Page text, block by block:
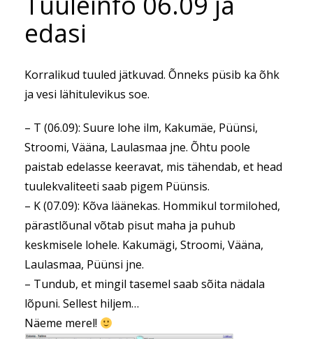
edasi
Korralikud tuuled jätkuvad. Õnneks püsib ka õhk
ja vesi lähitulevikus soe.
– T (06.09): Suure lohe ilm, Kakumäe, Püünsi,
Stroomi, Vääna, Laulasmaa jne. Õhtu poole
paistab edelasse keeravat, mis tähendab, et head
tuulekvaliteeti saab pigem Püünsis.
– K (07.09): Kõva läänekas. Hommikul tormilohed,
pärastlõunal võtab pisut maha ja puhub
keskmisele lohele. Kakumägi, Stroomi, Vääna,
Laulasmaa, Püünsi jne.
– Tundub, et mingil tasemel saab sõita nädala
lõpuni. Sellest hiljem…
Näeme merel!